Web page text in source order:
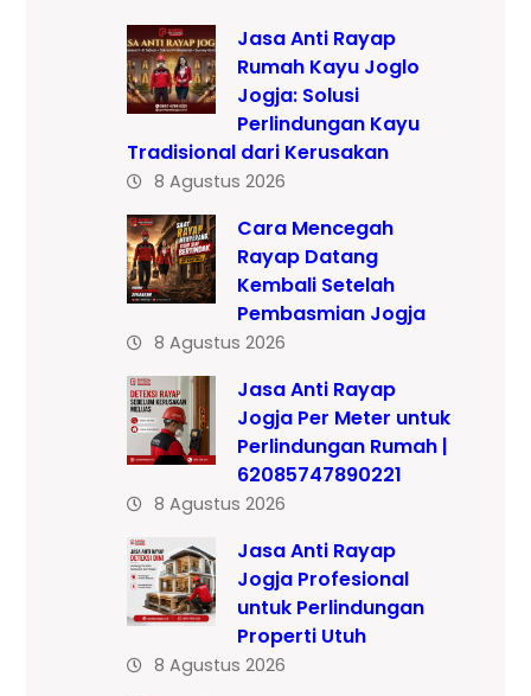
Jasa Anti Rayap
Rumah Kayu Joglo
Jogja: Solusi
Perlindungan Kayu
Tradisional dari Kerusakan
8 Agustus 2026
Cara Mencegah
Rayap Datang
Kembali Setelah
Pembasmian Jogja
8 Agustus 2026
Jasa Anti Rayap
Jogja Per Meter untuk
Perlindungan Rumah |
62085747890221
8 Agustus 2026
Jasa Anti Rayap
Jogja Profesional
untuk Perlindungan
Properti Utuh
8 Agustus 2026